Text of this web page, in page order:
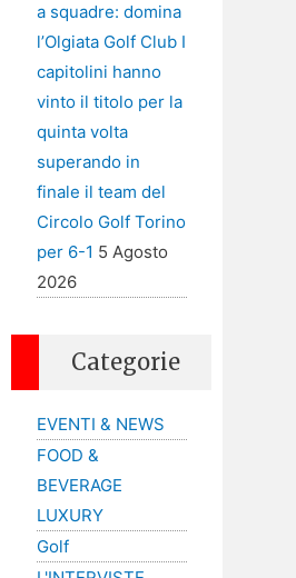
a squadre: domina
l’Olgiata Golf Club I
capitolini hanno
vinto il titolo per la
quinta volta
superando in
finale il team del
Circolo Golf Torino
per 6-1 5 Agosto
2026
Categorie
EVENTI & NEWS
FOOD &
BEVERAGE
LUXURY
Golf